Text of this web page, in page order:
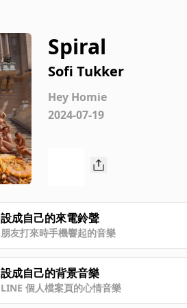
Spiral
Sofi Tukker
Hey Homie
2024-07-19
設成自己的來電鈴聲
朋友打來時手機響起的音樂
設成自己的背景音樂
LINE 個人檔案頁的心情音樂